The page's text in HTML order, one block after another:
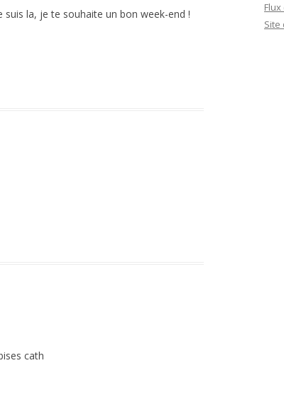
suis la, je te souhaite un bon week-end !
cath
Site